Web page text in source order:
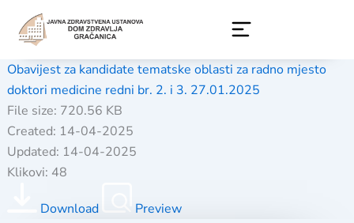
content
Obavijest za kandidate tematske oblasti za radno mjesto
doktori medicine redni br. 2. i 3. 27.01.2025
File size: 720.56 KB
Created: 14-04-2025
Updated: 14-04-2025
Klikovi: 48
Download Preview